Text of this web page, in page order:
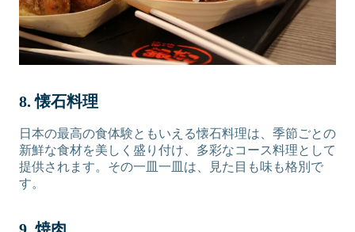
8. 懐石料理
日本の最高の食体験ともいえる懐石料理は、季節ごとの
新鮮な食材を美しく盛り付け、多彩なコース料理として
提供されます。その一皿一皿は、見た目も味も格別で
す。